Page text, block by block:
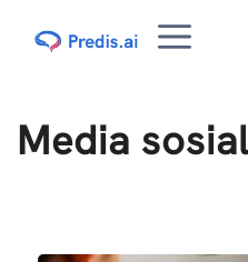
Media